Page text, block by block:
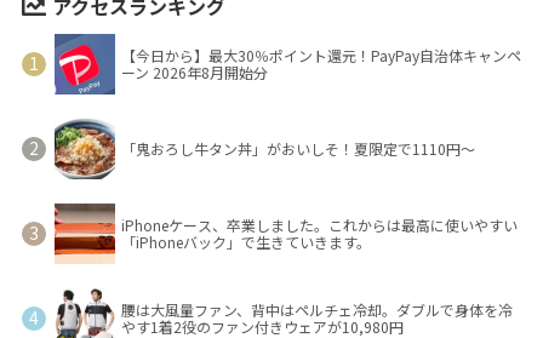
アクセスランキング
【今日から】最大30％ポイント還元！PayPay自治体キャンペ
ーン 2026年8月開始分
「鬼おろし牛タン丼」がおいしそ！夏限定で1110円～
iPhoneケース、卒業しました。これからは最高に使いやすい
「iPhoneバック」で生きていきます。
腰は大風量ファン、背中はペルチェ冷却。ダブルで身体を冷
やす1着2役のファン付きウェアが10,980円